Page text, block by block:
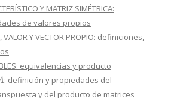
Y MATRIZ SIMÉTRICA:
de valores propios
VALOR Y VECTOR PROPIO: definiciones,
equivalencias y producto
: definición y propiedades del
y del producto de matrices